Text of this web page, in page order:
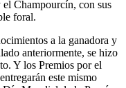
el Champourcín, con sus
foral.
a la ganadora y
anteriormente, se hizo
Y los Premios por el
este mismo